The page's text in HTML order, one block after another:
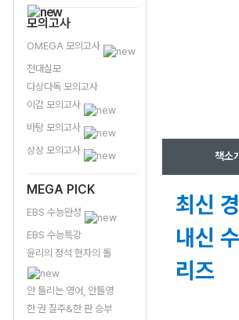
모의고사
OMEGA 모의고사
전대실모
다상다독 모의고사
이감 모의고사
바탕 모의고사
상상 모의고사
MEGA PICK
EBS 수능완성
EBS 수능특강
윤리의 정석 현자의 돌
안 틀리는 영어, 안틀영
한 권 질주&한 판 승부
책소
최신
내신
리즈